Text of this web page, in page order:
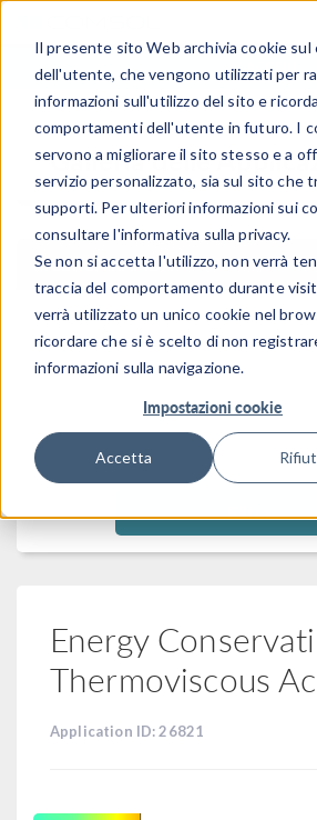
Il presente sito Web archivia cookie sul
dell'utente, che vengono utilizzati per
informazioni sull'utilizzo del sito e
comportamenti dell'utente in futuro. I
servono a migliorare il sito stesso e a
servizio personalizzato, sia sul sito che
supporti. Per ulteriori informazioni sui
consultare l'informativa sulla privacy.
Se non si accetta l'utilizzo, non verrà
traccia del comportamento durante
verrà utilizzato un unico cookie nel
ricordare che si è scelto di non
informazioni sulla navigazione.
Impostazioni cookie
Accetta
ACCEDI
Galleria delle
RICERCA RAPIDA
Filtra per Prodotto
Filtra
Energy
Thermoviscous
Application ID: 26821